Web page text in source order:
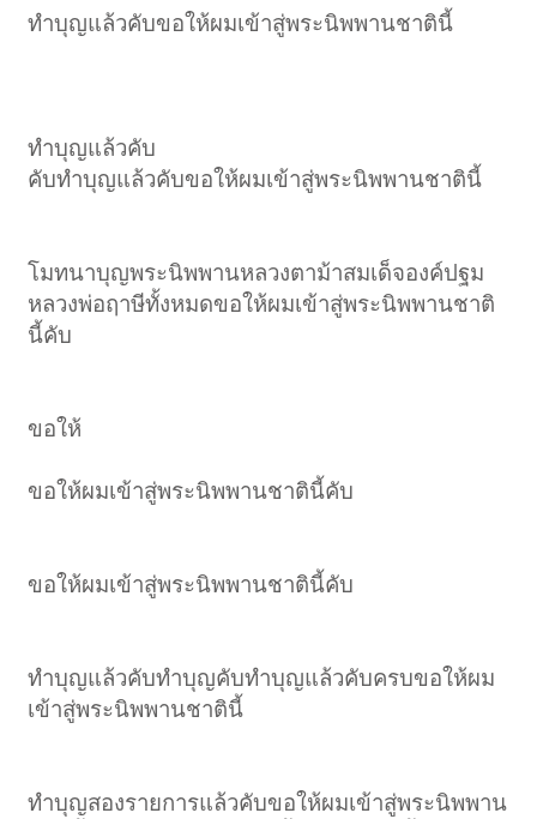
ทำบุญแล้วคับขอให้ผมเข้าสู่พระนิพพานชาตินี้
ทำบุญแล้วคับ
คับทำบุญแล้วคับขอให้ผมเข้าสู่พระนิพพานชาตินี้
โมทนาบุญพระนิพพานหลวงตาม้าสมเด็จองค์ปฐม
หลวงพ่อฤาษีทั้งหมดขอให้ผมเข้าสู่พระนิพพานชาติ
นี้คับ
ขอให้
ขอให้ผมเข้าสู่พระนิพพานชาตินี้คับ
ขอให้ผมเข้าสู่พระนิพพานชาตินี้คับ
ทำบุญแล้วคับทำบุญคับทำบุญแล้วคับครบขอให้ผม
เข้าสู่พระนิพพานชาตินี้
ทำบุญสองรายการแล้วคับขอให้ผมเข้าสู่พระนิพพาน